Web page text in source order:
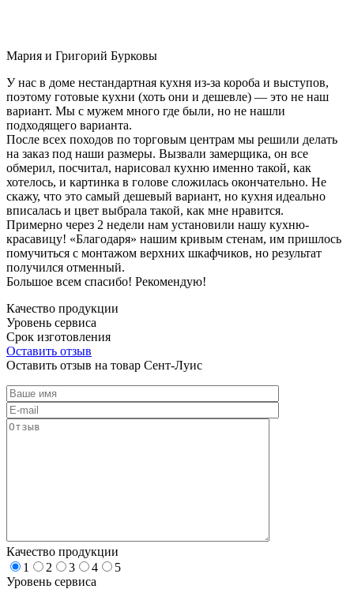
Мария и Григорий Бурковы
У нас в доме нестандартная кухня из-за короба и выступов,
поэтому готовые кухни (хоть они и дешевле) — это не наш
вариант. Мы с мужем много где были, но не нашли
подходящего варианта.
После всех походов по торговым центрам мы решили делать
на заказ под наши размеры. Вызвали замерщика, он все
обмерил, посчитал, нарисовал кухню именно такой, как
хотелось, и картинка в голове сложилась окончательно. Не
скажу, что это самый дешевый вариант, но кухня идеально
вписалась и цвет выбрала такой, как мне нравится.
Примерно через 2 недели нам установили нашу кухню-
красавицу! «Благодаря» нашим кривым стенам, им пришлось
помучиться с монтажом верхних шкафчиков, но результат
получился отменный.
Большое всем спасибо! Рекомендую!
Качество продукции
Уровень сервиса
Срок изготовления
Оставить отзыв
Оставить отзыв на товар Сент-Луис
Качество продукции
1
2 3 4
5
Уровень сервиса